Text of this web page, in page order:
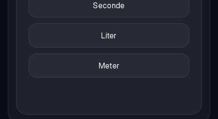
Seconde
Liter
Meter